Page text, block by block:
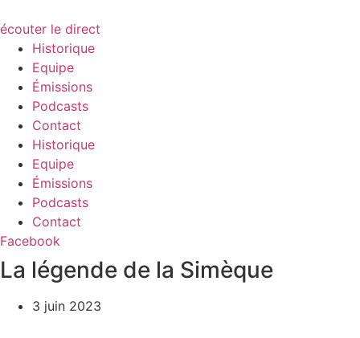
écouter le direct
Historique
Equipe
Émissions
Podcasts
Contact
Historique
Equipe
Émissions
Podcasts
Contact
Facebook
La légende de la Simèque
3 juin 2023